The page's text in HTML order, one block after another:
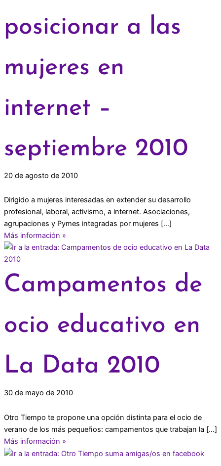
posicionar a las
mujeres en
internet –
septiembre 2010
20 de agosto de 2010
Dirigido a mujeres interesadas en extender su desarrollo
profesional, laboral, activismo, a internet. Asociaciones,
agrupaciones y Pymes integradas por mujeres […]
Más información »
Campamentos de
ocio educativo en
La Data 2010
30 de mayo de 2010
Otro Tiempo te propone una opción distinta para el ocio de
verano de los más pequeños: campamentos que trabajan la […]
Más información »